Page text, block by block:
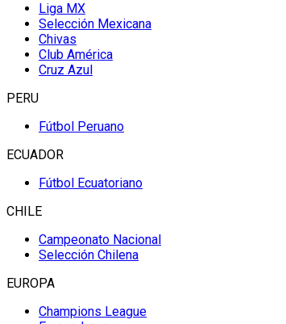
Liga MX
Selección Mexicana
Chivas
Club América
Cruz Azul
PERU
Fútbol Peruano
ECUADOR
Fútbol Ecuatoriano
CHILE
Campeonato Nacional
Selección Chilena
EUROPA
Champions League